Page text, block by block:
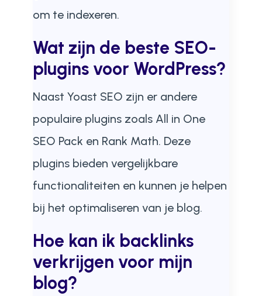
om te indexeren.
Wat zijn de beste SEO-
plugins voor WordPress?
Naast Yoast SEO zijn er andere
populaire plugins zoals All in One
SEO Pack en Rank Math. Deze
plugins bieden vergelijkbare
functionaliteiten en kunnen je helpen
bij het optimaliseren van je blog.
Hoe kan ik backlinks
verkrijgen voor mijn
blog?